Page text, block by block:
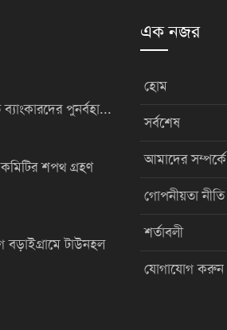
ব্যাংকারদের পুনর্বহা...
শপথ গ্রহণ
বড়াইগ্রামে টাউনহল
এক নজর
হোম
সর্বশেষ
আমাদের সম্পর্কে
গোপনীয়তা নীতি
শর্তাবলী
যোগাযোগ করুন